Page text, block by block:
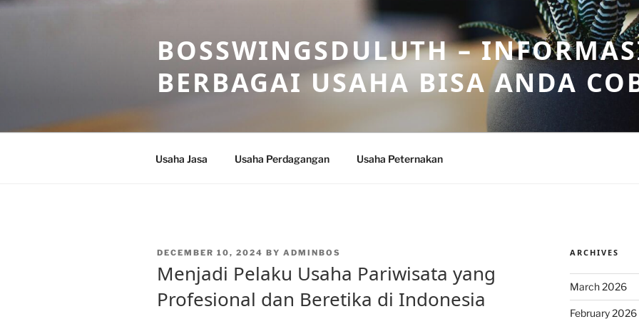
Skip
BOSSWINGSDULUTH –
BERBAGAI USAHA BISA ANDA
Usaha Jasa Usaha Perdagangan Usaha Peternakan
POSTED
DECEMBER 10, 2024 BY ADMINBOS
Menjadi Pelaku Usaha Pariwisata yang
Profesional dan Beretika di Indonesia
ARCHIVES
March 2026
February 2026